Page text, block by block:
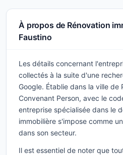
À propos de Rénovation
Faustino
Les détails concernant
collectés à la suite d'une
Google. Établie dans la ville de
Convenant Person, avec le
entreprise spécialisée dans le
immobilière s'impose comme
dans son secteur.
Il est essentiel de noter que